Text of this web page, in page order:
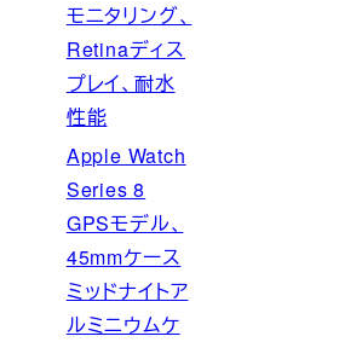
モニタリング、
Retinaディス
プレイ、耐水
性能
Apple Watch
Series 8
GPSモデル、
45mmケース
ミッドナイトア
ルミニウムケ